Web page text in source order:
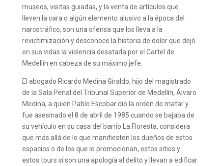
museos, visitas guiadas, y la venta de artículos que
lleven la cara o algún elemento alusivo a la época del
narcotráfico, son una ofensa que los lleva a la
revictimización y desconoce la historia de dolor que dejó
en sus vidas la violencia desatada por el Cartel de
Medellín en cabeza de su máximo jefe.
El abogado Ricardo Medina Giraldo, hijo del magistrado
de la Sala Penal del Tribunal Superior de Medellín, Álvaro
Medina, a quien Pablo Escobar dio la orden de matar y
fue asesinado el 8 de abril de 1985 cuando se bajaba de
su vehículo en su casa del barrio La Floresta, considera
que más allá de lo que manifiesten los dueños de estos
espacios o de los que lo promocionan, estos sitios y
estos tours sí son una apología al delito y llevan a edificar